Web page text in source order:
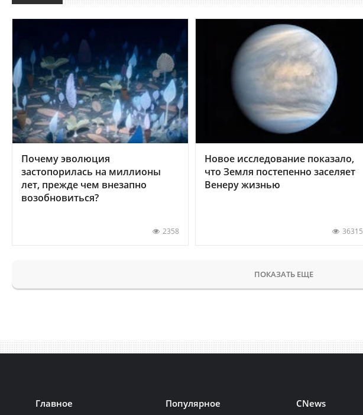
Почему эволюция
застопорилась на миллионы
лет, прежде чем внезапно
возобновиться?
2358
Новое исследование показало,
что Земля постепенно заселяет
Венеру жизнью
36315
ПОКАЗАТЬ ЕЩЕ
Главное Популярное CNews